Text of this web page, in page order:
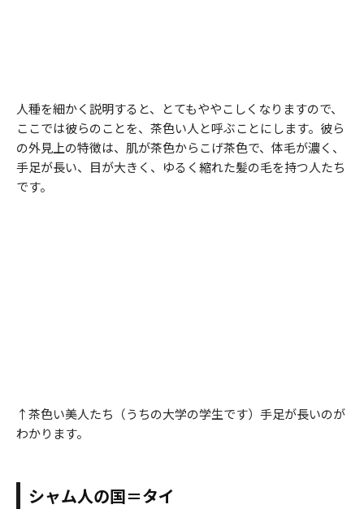
人種を細かく説明すると、とてもややこしくなりますので、
ここでは彼らのことを、茶色い人と呼ぶことにします。彼ら
の外見上の特徴は、肌が茶色からこげ茶色で、体毛が濃く、
手足が長い、目が大きく、ゆるく縮れた髪の毛を持つ人たち
です。
↑茶色い美人たち（うちの大学の学生です）手足が長いのが
わかります。
シャム人の国＝タイ